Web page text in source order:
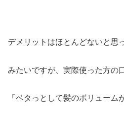
デメリットはほとんどないと思
みたいですが、実際使った方の
「ベタっとして髪のボリューム